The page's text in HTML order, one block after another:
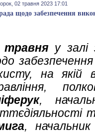
02 травня 2023 17:01
щодо забезпечення
травня у залі
на якій
,
, начальник